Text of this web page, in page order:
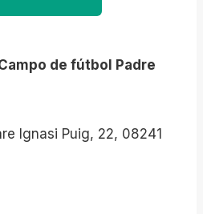
de fútbol Padre
Ignasi Puig, 22, 08241